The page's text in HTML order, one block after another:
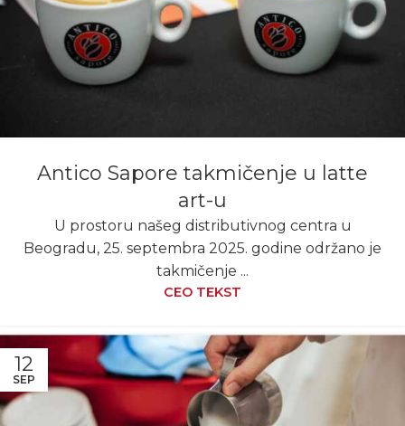
Antico Sapore takmičenje u latte
art-u
U prostoru našeg distributivnog centra u
Beogradu, 25. septembra 2025. godine održano je
takmičenje ...
CEO TEKST
12
SEP